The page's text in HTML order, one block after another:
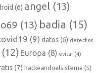
(6) angel (13)
(13) badia (15)
(9) datos (6) derechos
(12) Europa (8) evitar (4)
(7) hackeandoelsistema (5)